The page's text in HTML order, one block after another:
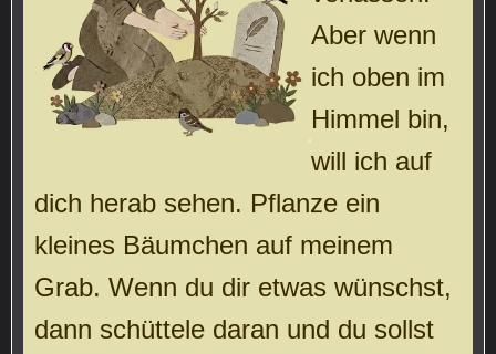
Aber wenn
ich oben im
Himmel bin,
will ich auf
dich herab sehen. Pflanze ein
kleines Bäumchen auf meinem
Grab. Wenn du dir etwas wünschst,
dann schüttele daran und du sollst